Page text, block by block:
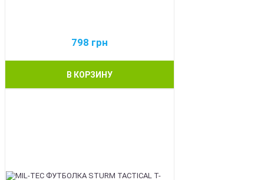
798 грн
В КОРЗИНУ